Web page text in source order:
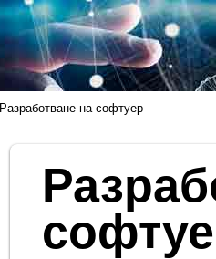
Разработване на софтуер